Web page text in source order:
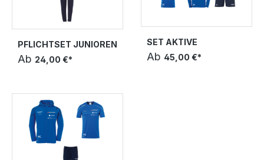
PFLICHTSET JUNIOREN
Ab 24,00 €*
SET AKTIVE
Ab 45,00 €*